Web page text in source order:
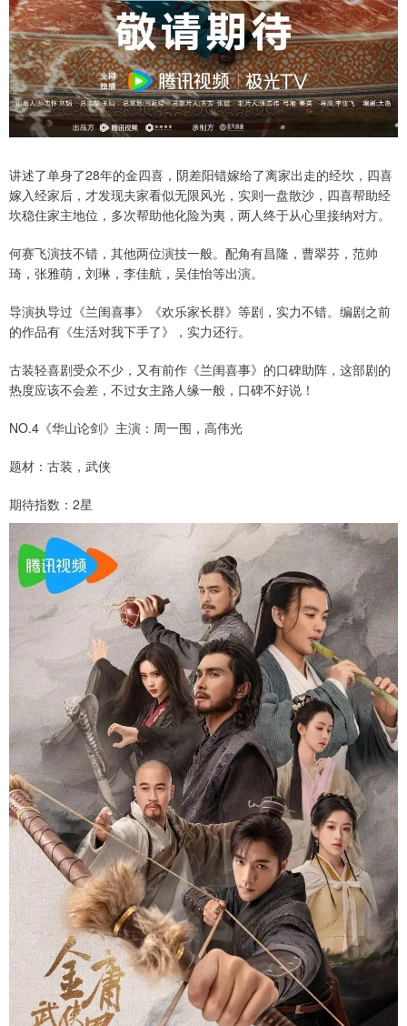
讲述了单身了28年的金四喜，阴差阳错嫁给了离家出走的经坎，四喜
嫁入经家后，才发现夫家看似无限风光，实则一盘散沙，四喜帮助经
坎稳住家主地位，多次帮助他化险为夷，两人终于从心里接纳对方。
何赛飞演技不错，其他两位演技一般。配角有昌隆，曹翠芬，范帅
琦，张雅萌，刘琳，李佳航，吴佳怡等出演。
导演执导过《兰闺喜事》《欢乐家长群》等剧，实力不错。编剧之前
的作品有《生活对我下手了》，实力还行。
古装轻喜剧受众不少，又有前作《兰闺喜事》的口碑助阵，这部剧的
热度应该不会差，不过女主路人缘一般，口碑不好说！
NO.4《华山论剑》主演：周一围，高伟光
题材：古装，武侠
期待指数：2星